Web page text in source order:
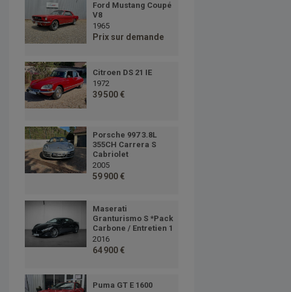
Ford Mustang Coupé
V8
1965
Prix sur demande
Citroen DS 21 IE
1972
39 500 €
Porsche 997 3.8L
355CH Carrera S
Cabriolet
2005
59 900 €
Maserati
Granturismo S *Pack
Carbone / Entretien 1
2016
64 900 €
Puma GT E 1600